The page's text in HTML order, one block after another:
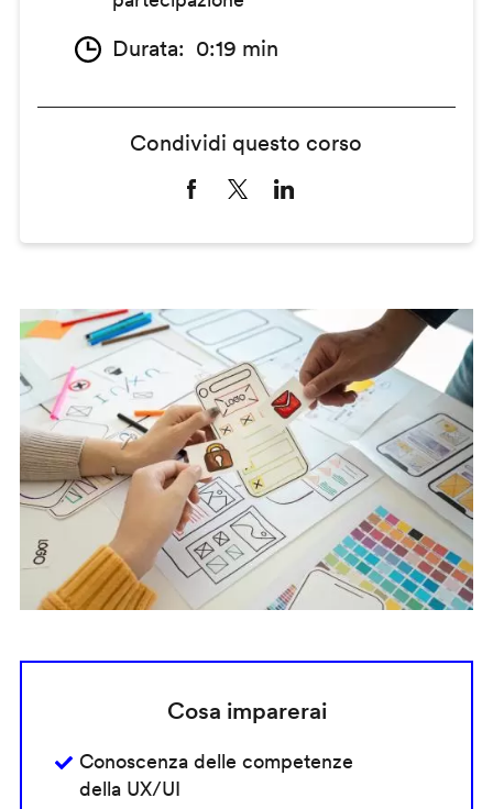
Durata 0:19 min
Condividi questo corso
Cosa imparerai
Conoscenza delle competenze
della UX/UI